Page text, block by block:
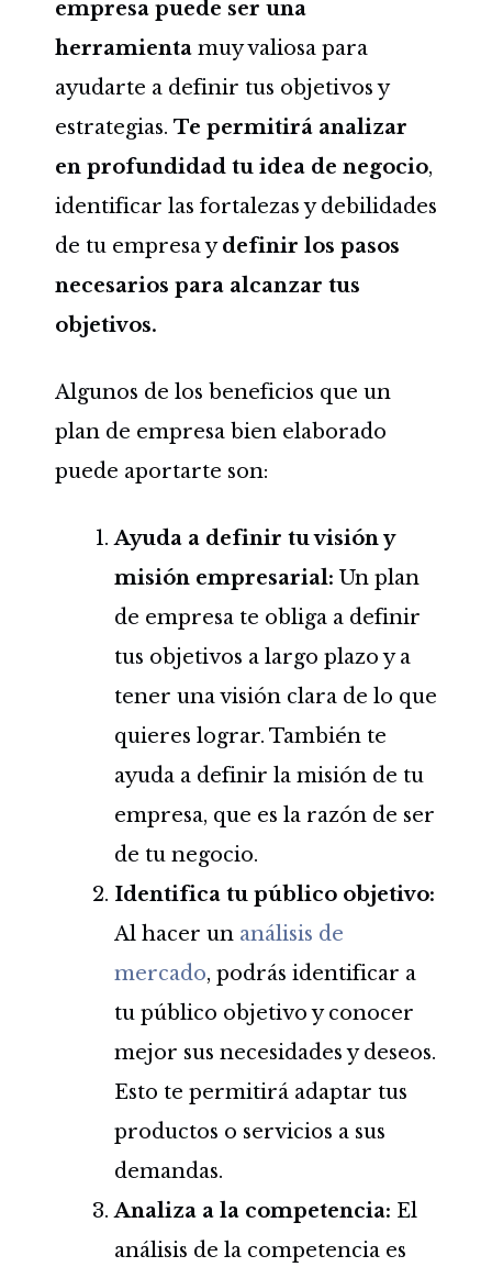
empresa puede ser una
herramientamuy valiosa para
ayudarte a definir tus objetivos y
estrategias. Te permitirá analizar
en profundidad tu idea de negocio,
identificar las fortalezas y debilidades
de tu empresa ydefinir los pasos
necesarios para alcanzar tus
objetivos.
Algunos de los beneficios que un
plan de empresa bien elaborado
puede aportarte son:
Ayuda a definir tu visión y
misión empresarial: Un plan
de empresa te obliga a definir
tus objetivos a largo plazo y a
tener una visión clara de lo que
quieres lograr. También te
ayuda a definir la misión de tu
empresa, que es la razón de ser
de tu negocio.
Identifica tu público objetivo:
Al hacer un análisis de
mercado, podrás identificar a
tu público objetivo y conocer
mejor sus necesidades y deseos.
Esto te permitirá adaptar tus
productos o servicios a sus
demandas.
Analiza a la competencia: El
análisis de la competencia es